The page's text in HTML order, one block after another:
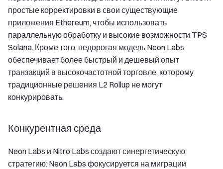
простые корректировки в свои существующие
приложения Ethereum, чтобы использовать
параллельную обработку и высокие возможности TPS
Solana. Кроме того, недорогая модель Neon Labs
обеспечивает более быстрый и дешевый опыт
транзакций в высокочастотной торговле, которому
традиционные решения L2 Rollup не могут
конкурировать.
Конкурентная среда
Neon Labs и Nitro Labs создают синергетическую
стратегию: Neon Labs фокусируется на миграции